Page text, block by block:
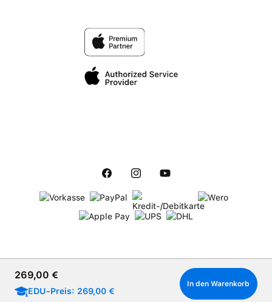
Regulärer Preis:
269,00 €
EDU-Preis: 269,00 €
In den Warenkorb